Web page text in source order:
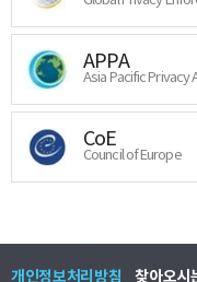
APPA
Asia Pacific Privacy
CoE
Council of Europe
개인정보처리방침 찾아오시